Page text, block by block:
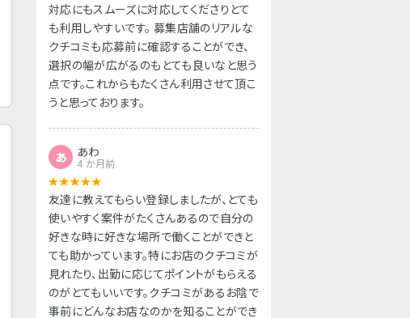
対応にもスムーズに対応してくださりとて
も利用しやすいです。 募集店舗のリアルな
クチコミも応募前に確認することができ、
選択の幅が広がるのもとても良いなと思う
点です。これからもたくさん利用させて頂こ
うと思っております。
あ あわ
4 か月前
友達に教えてもらい登録しましたが、とても
使いやすく案件がたくさんあるので自分の
好きな時に好きな場所で働くことができと
ても助かっています。特にお店のクチコミが
見れたり、出勤に応じてポイントがもらえる
のがとてもいいです。クチコミがあるお陰で
事前にどんなお店なのかを知ることができ